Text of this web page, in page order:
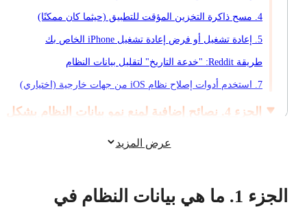
4. مسح ذاكرة التخزين المؤقت للتطبيق (حيثما كان ممكنًا)
5. إعادة تشغيل أو فرض إعادة تشغيل iPhone الخاص بك
طريقة Reddit: "خدعة التاريخ" لتقليل بيانات النظام
7. استخدم أدوات إصلاح نظام iOS من جهات خارجية (اختياري)
الجزء 4. نصائح إضافية لمنع نمو بيانات النظام بشكل
عرض المزيد
الجزء 1. ما هي بيانات النظام في